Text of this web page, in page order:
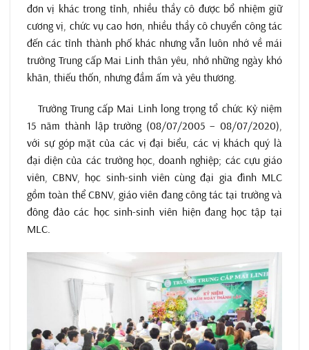
đơn vị khác trong tỉnh, nhiều thầy cô được bổ nhiệm giữ
cương vị, chức vụ cao hơn, nhiều thầy cô chuyển công tác
đến các tỉnh thành phố khác nhưng vẫn luôn nhớ về mái
trường Trung cấp Mai Linh thân yêu, nhớ những ngày khó
khăn, thiếu thốn, nhưng đầm ấm và yêu thương.
Trường Trung cấp Mai Linh long trọng tổ chức Kỷ niệm
15 năm thành lập trường (08/07/2005 – 08/07/2020),
với sự góp mặt của các vị đại biểu, các vị khách quý là
đại diện của các trường học, doanh nghiệp; các cựu giáo
viên, CBNV, học sinh-sinh viên cùng đại gia đình MLC
gồm toàn thể CBNV, giáo viên đang công tác tại trường và
đông đảo các học sinh-sinh viên hiện đang học tập tại
MLC.